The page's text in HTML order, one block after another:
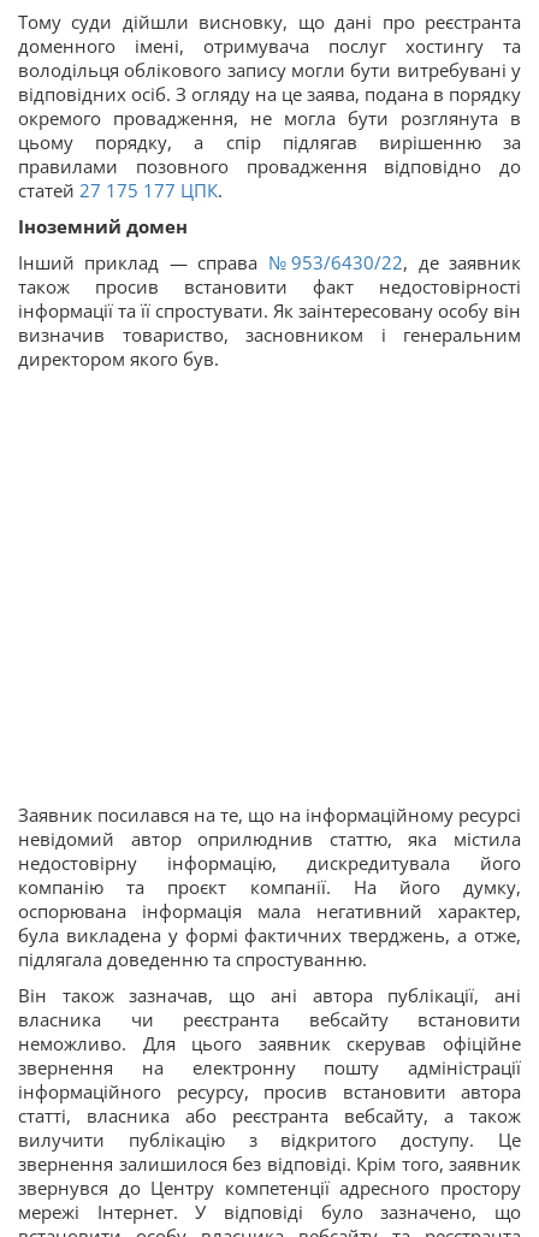
Тому суди дійшли висновку, що дані про реєстранта
доменного імені, отримувача послуг хостингу та
володільця облікового запису могли бути витребувані у
відповідних осіб. З огляду на це заява, подана в порядку
окремого провадження, не могла бути розглянута в
цьому порядку, а спір підлягав вирішенню за
правилами позовного провадження відповідно до
статей 27 175 177 ЦПК.
Іноземний домен
Інший приклад — справа №953/6430/22, де заявник
також просив встановити факт недостовірності
інформації та її спростувати. Як заінтересовану особу він
визначив товариство, засновником і генеральним
директором якого був.
Заявник посилався на те, що на інформаційному ресурсі
невідомий автор оприлюднив статтю, яка містила
недостовірну інформацію, дискредитувала його
компанію та проєкт компанії. На його думку,
оспорювана інформація мала негативний характер,
була викладена у формі фактичних тверджень, а отже,
підлягала доведенню та спростуванню.
Він також зазначав, що ані автора публікації, ані
власника чи реєстранта вебсайту встановити
неможливо. Для цього заявник скерував офіційне
звернення на електронну пошту адміністрації
інформаційного ресурсу, просив встановити автора
статті, власника або реєстранта вебсайту, а також
вилучити публікацію з відкритого доступу. Це
звернення залишилося без відповіді. Крім того, заявник
звернувся до Центру компетенції адресного простору
мережі Інтернет. У відповіді було зазначено, що